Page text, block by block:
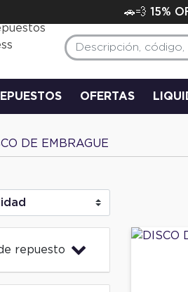
🚗💨 15%
OFERTAS
DE EMBRAGUE
repuesto